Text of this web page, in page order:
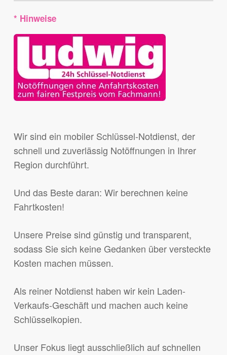
* Hinweise
Wir sind ein mobiler Schlüssel-Notdienst, der
schnell und zuverlässig Notöffnungen in Ihrer
Region durchführt.
Und das Beste daran: Wir berechnen keine
Fahrtkosten!
Unsere Preise sind günstig und transparent,
sodass Sie sich keine Gedanken über versteckte
Kosten machen müssen.
Als reiner Notdienst haben wir kein Laden-
Verkaufs-Geschäft und machen auch keine
Schlüsselkopien.
Unser Fokus liegt ausschließlich auf schnellen